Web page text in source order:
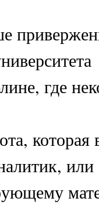
где
которая
или